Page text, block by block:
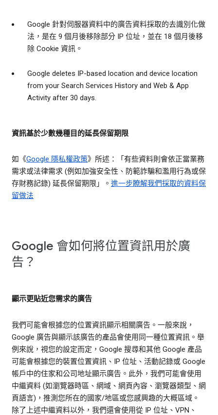
Google 針對伺服器資料中的廣告資料採取的去識別化做
法，是在 9 個月後移除部分 IP 位址，並在 18 個月後移
除 Cookie 資訊。
Google deletes IP-based location and device location
from your Search Services History and Web & App
Activity after 30 days.
資訊基於少數幾種目的延長保留期限
如《Google 隱私權政策》所述：「有些資料則會依正當業務
需求或法律需求 (例如加強安全性、防範詐騙和濫用行為或保
存財務記錄) 延長保留期限」。 進一步瞭解我們採取的資料保
留做法
Google 會如何將位置資訊用於廣
告？
顯示更貼近您需求的廣告
我們可能會根據您的位置資訊顯示相關廣告。一般來說，
Google 廣告與顯示該廣告的產品會使用同一種位置資訊。舉
例來說，視您的設定而定，Google 搜尋和其他 Google 產品
可能會根據您的裝置位置資訊、IP 位址、活動記錄或 Google
帳戶中的住家和公司地址顯示廣告。此外，我們可能會使用
中繼資料 (如瀏覽器時區、網域、網頁內容、瀏覽器類型、網
頁語言)，推測您所在的國家/地區或您感興趣的大概區域。
除了上述中繼資料以外，我們還會使用從 IP 位址、VPN、